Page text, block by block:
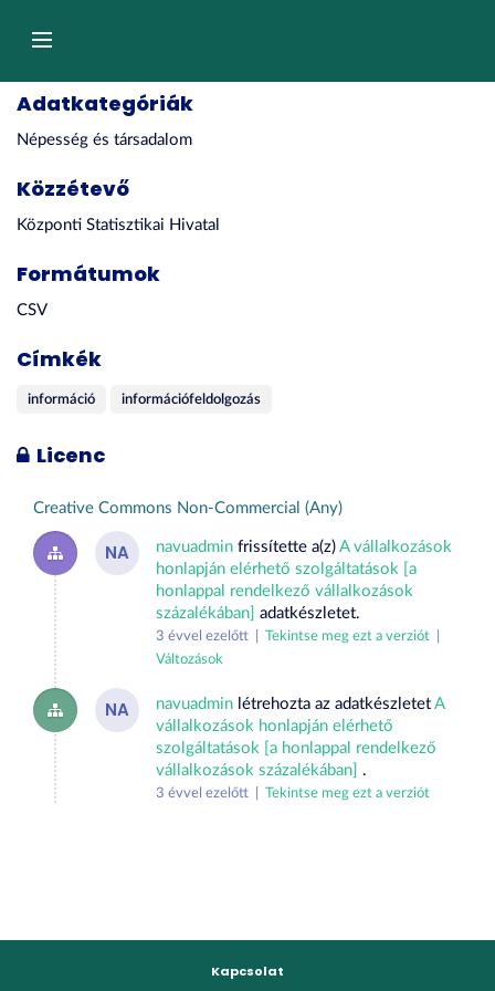
átugrásaNavigáció
Adatkategóriák
Népesség és társadalom
Közzétevő
Központi Statisztikai Hivatal
Formátumok
CSV
Címkék
információ információfeldolgozás
Licenc
Creative Commons Non-Commercial (Any)
NA navuadmin frissítette a(z) A vállalkozások
honlapján elérhető szolgáltatások [a
honlappal rendelkező vállalkozások
százalékában] adatkészletet.
3 évvel ezelőtt | Tekintse meg ezt a verziót
Változások
NA navuadmin létrehozta az adatkészletet A
vállalkozások honlapján elérhető
szolgáltatások [a honlappal rendelkező
vállalkozások százalékában]
.
3 évvel ezelőtt | Tekintse meg ezt a verziót
Kapcsolat